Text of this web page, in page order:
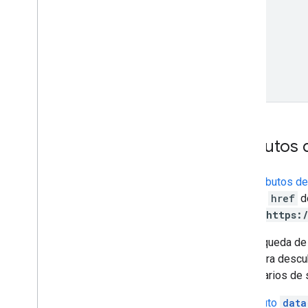
atributos
href
La Búsqueda
usan para
propietarios
atributo